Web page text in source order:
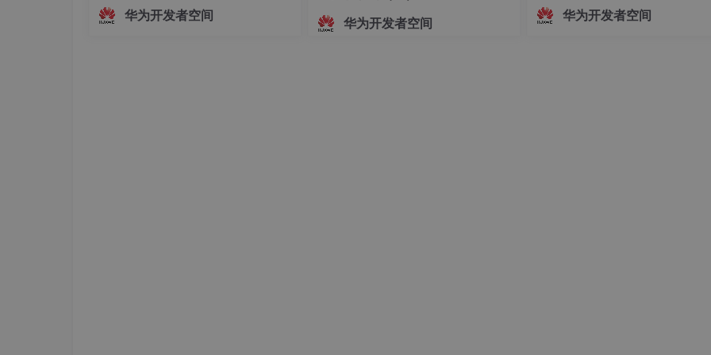
面，主播的真实动作、姿态变化及情绪
起伏无法被实时解析与映射。这种遮挡
华为开发者空间
华为开发者空间
志着中国Agent产业正式迈入"有标可
依、有尺可量"的新阶段。OfficeAce
华为开发者空间